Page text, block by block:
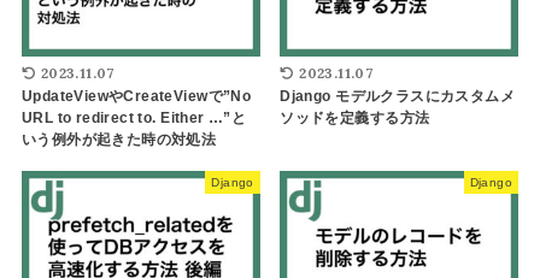
2023.11.07
UpdateViewやCreateViewで”No
URL to redirect to. Either …”と
いう例外が起きた時の対処法
2023.11.07
Django モデルクラスにカスタムメ
ソッドを定義する方法
Django Django